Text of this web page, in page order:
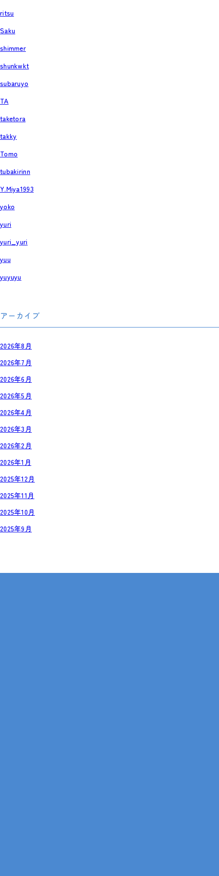
ritsu
Saku
shimmer
shunkwkt
subaruyo
TA
taketora
takky
Tomo
tubakirinn
Y.Miya1993
yoko
yuri
yuri_yuri
yuu
yuyuyu
アーカイブ
2026年8月
2026年7月
2026年6月
2026年5月
2026年4月
2026年3月
2026年2月
2026年1月
2025年12月
2025年11月
2025年10月
2025年9月